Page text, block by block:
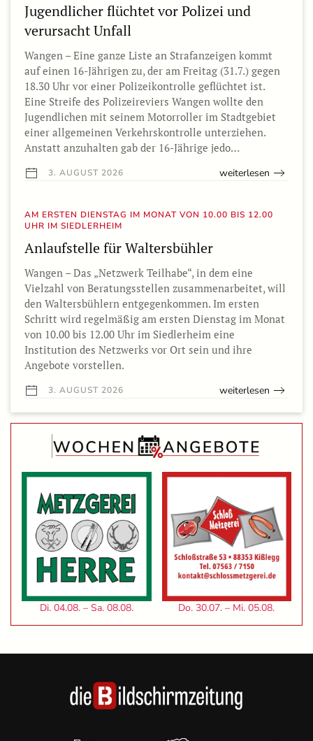
Jugendlicher flüchtet vor Polizei und
verursacht Unfall
Wangen – Eine ganze Liste an Strafanzeigen kommt
auf einen 16-Jährigen zu, der am Freitag (31.7.) gegen
18.30 Uhr vor einer Polizeikontrolle geflüchtet ist.
Eine Streife des Polizeireviers Wangen wollte den
Jugendlichen mit seinem Motorroller im Stadtgebiet
einer allgemeinen Verkehrskontrolle unterziehen.
Anstatt anzuhalten gab der 16-Jährige jedo…
3. AUGUST 2026 weiterlesen
AM ERSTEN DIENSTAG IM MONAT VON 10.00 BIS 12.00
UHR IM SIEDLERHEIM
Anlaufstelle für Waltersbühler
Wangen – Das „Netzwerk Teilhabe“, in dem eine
Vielzahl von Beratungsstellen zusammenarbeitet, will
den Waltersbühlern entgegenkommen. Im ersten
Schritt wird regelmäßig am ersten Dienstag im Monat
von 10.00 bis 12.00 Uhr im Siedlerheim eine
Institution des Netzwerks vor Ort sein und ihre
Angebote vorstellen.
3. AUGUST 2026 weiterlesen
Di. 04.08. – Sa. 08.08. Do. 30.07. – Mi. 05.08.